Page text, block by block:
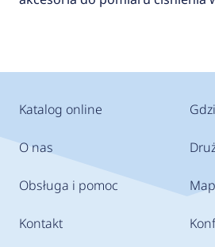
Katalog online
O nas
Obsługa i pomoc
Kontakt